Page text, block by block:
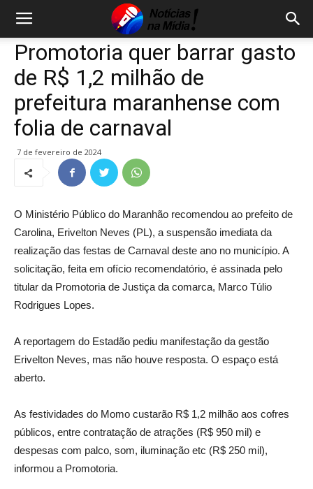
Promotoria quer barrar gasto
de R$ 1,2 milhão de
prefeitura maranhense com
folia de carnaval
7 de fevereiro de 2024
O Ministério Público do Maranhão recomendou ao prefeito de
Carolina, Erivelton Neves (PL), a suspensão imediata da
realização das festas de Carnaval deste ano no município. A
solicitação, feita em ofício recomendatório, é assinada pelo
titular da Promotoria de Justiça da comarca, Marco Túlio
Rodrigues Lopes.
A reportagem do Estadão pediu manifestação da gestão
Erivelton Neves, mas não houve resposta. O espaço está
aberto.
As festividades do Momo custarão R$ 1,2 milhão aos cofres
públicos, entre contratação de atrações (R$ 950 mil) e
despesas com palco, som, iluminação etc (R$ 250 mil),
informou a Promotoria.